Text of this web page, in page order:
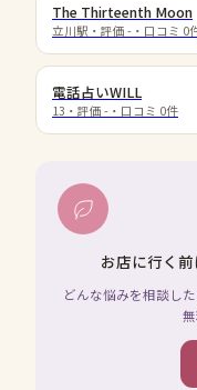
The Thirteenth Moon
立川駅 ・評価 - ・口コミ 0
電話占いWILL
13 ・評価 - ・口コミ 0件
お店に行く
どんな悩みを相談し